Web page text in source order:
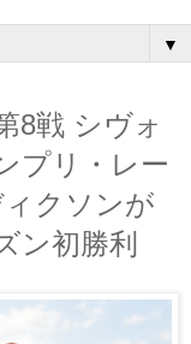
▼
8戦 シヴォ
プリ・レー
クソンが
ン初勝利